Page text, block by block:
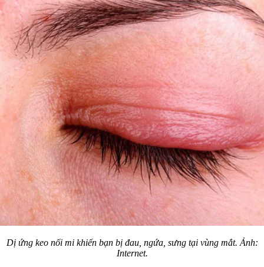
Dị ứng keo nối mi khiến bạn bị đau, ngứa, sưng tại vùng mắt. Ảnh:
Internet.